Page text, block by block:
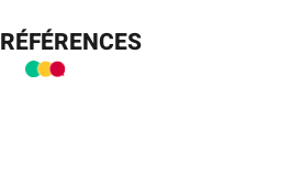
RÉFÉRENCES